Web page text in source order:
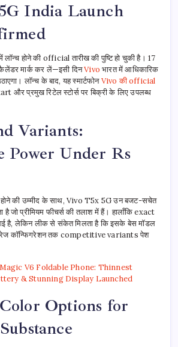
India Launch
होने की official तारीख की पुष्टि हो चुकी है। 17
मार्क कर लें—इसी दिनVivo भारत में आधिकारिक
लॉन्च के बाद, यह स्मार्टफोनVivo की official
और प्रमुख रिटेल स्टोर्स पर बिक्री के लिए उपलब्ध
Variants:
Power Under Rs
की उम्मीद के साथ, Vivo T5x 5G उन बजट-सचेत
जो प्रीमियम फीचर्स की तलाश में हैं। हालाँकि exact
है, लेकिन लीक से संकेत मिलता है कि इसके बेस मॉडल
कॉन्फिगरेशन तक competitive variants पेश
V6 Foldable Phone: Thinnest
& Stunning Display Launched
Options for